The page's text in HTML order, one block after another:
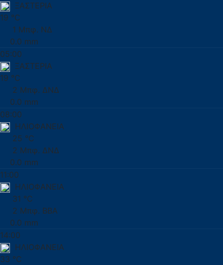
ΞΑΣΤΕΡΙΑ
19 °C
1 Μπφ. ΝΔ
0.0 mm
05:00
ΞΑΣΤΕΡΙΑ
19 °C
2 Μπφ. ΔΝΔ
0.0 mm
08:00
ΗΛΙΟΦΑΝΕΙΑ
25 °C
2 Μπφ. ΔΝΔ
0.0 mm
11:00
ΗΛΙΟΦΑΝΕΙΑ
31 °C
2 Μπφ. ΒΒΑ
0.0 mm
14:00
ΗΛΙΟΦΑΝΕΙΑ
33 °C